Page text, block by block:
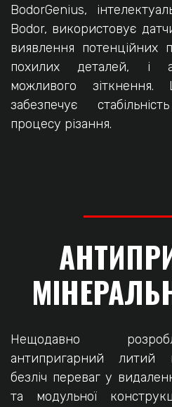
BodorGenius,
Bodor, використовує
виявлення потенційних
похилих деталей, і
можливого
забезпечує
процесу різання.
Нещодавно
антипригарний литий
безліч переваг у
та модульної